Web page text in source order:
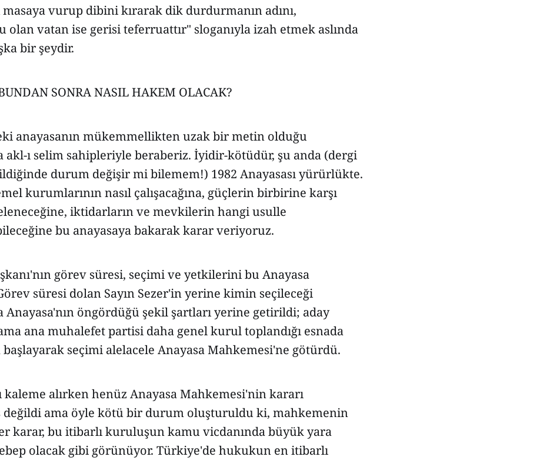
vurup dibini kırarak dik durdurmanın adını,
olan vatan ise gerisi teferruattır" sloganıyla izah etmek aslında
bir şeydir.
SONRA NASIL HAKEM OLACAK?
anayasanın mükemmellikten uzak bir metin olduğu
akl-ı selim sahipleriyle beraberiz. İyidir-kötüdür, şu anda (dergi
durum değişir mi bilemem!) 1982 Anayasası yürürlükte.
kurumlarının nasıl çalışacağına, güçlerin birbirine karşı
iktidarların ve mevkilerin hangi usulle
bu anayasaya bakarak karar veriyoruz.
görev süresi, seçimi ve yetkilerini bu Anayasa
süresi dolan Sayın Sezer'in yerine kimin seçileceği
Anayasa'nın öngördüğü şekil şartları yerine getirildi; aday
ana muhalefet partisi daha genel kurul toplandığı esnada
başlayarak seçimi alelacele Anayasa Mahkemesi'ne götürdü.
kaleme alırken henüz Anayasa Mahkemesi'nin kararı
değildi ama öyle kötü bir durum oluşturuldu ki, mahkemenin
karar, bu itibarlı kuruluşun kamu vicdanında büyük yara
olacak gibi görünüyor. Türkiye'de hukukun en itibarlı